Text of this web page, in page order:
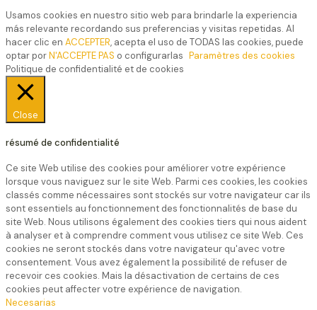
Usamos cookies en nuestro sitio web para brindarle la experiencia
más relevante recordando sus preferencias y visitas repetidas. Al
hacer clic en ACCEPTER, acepta el uso de TODAS las cookies, puede
optar porN'ACCEPTE PAS o configurarlas Paramètres des cookies
Politique de confidentialité et de cookies
Close
résumé de confidentialité
Ce site Web utilise des cookies pour améliorer votre expérience
lorsque vous naviguez sur le site Web. Parmi ces cookies, les cookies
classés comme nécessaires sont stockés sur votre navigateur car ils
sont essentiels au fonctionnement des fonctionnalités de base du
site Web. Nous utilisons également des cookies tiers qui nous aident
à analyser et à comprendre comment vous utilisez ce site Web. Ces
cookies ne seront stockés dans votre navigateur qu'avec votre
consentement. Vous avez également la possibilité de refuser de
recevoir ces cookies. Mais la désactivation de certains de ces
cookies peut affecter votre expérience de navigation.
Necesarias